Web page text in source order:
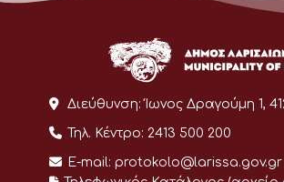
Διεύθυνση: Ίωνος Δραγούμη 1,
Τηλ. Κέντρο: 2413 500 200
E-mail: protokolo@larissa.gov.gr